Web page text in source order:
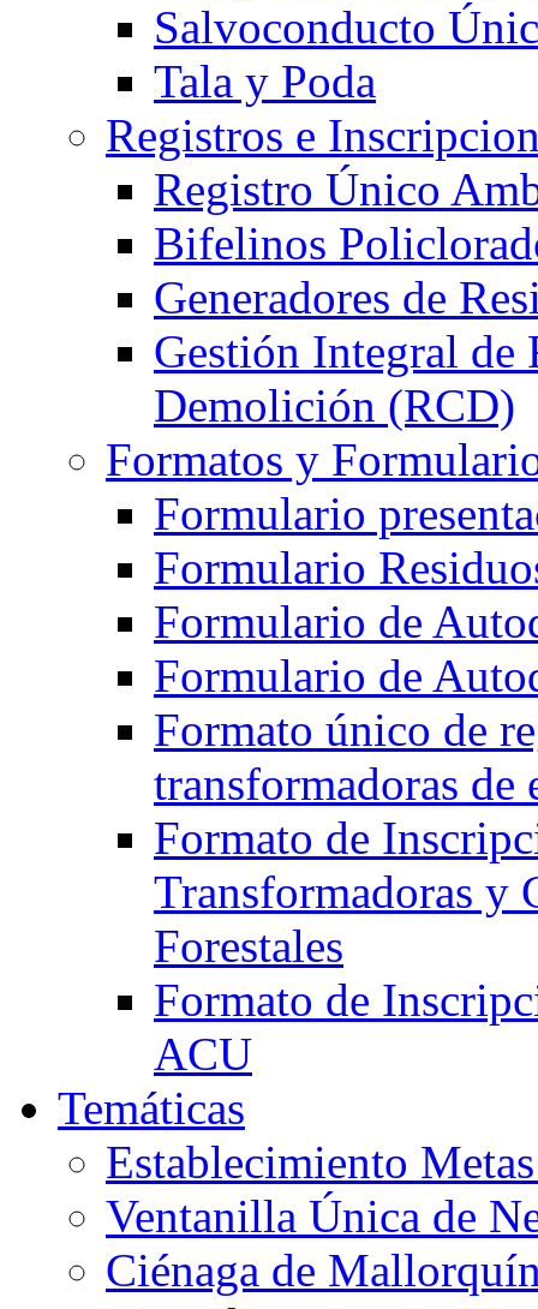
Salvoconducto
Tala y Poda
Registros e
Registro Único
Bifelinos
Generadores de
Gestión Integral de
Demolición (RCD)
Formatos y
Formulario
Formulario
Formulario de
Formulario de
Formato único de
transformadoras de
Formato de
Transformadoras y
Forestales
Formato de
ACU
Temáticas
Establecimiento
Ventanilla Única de
Ciénaga de